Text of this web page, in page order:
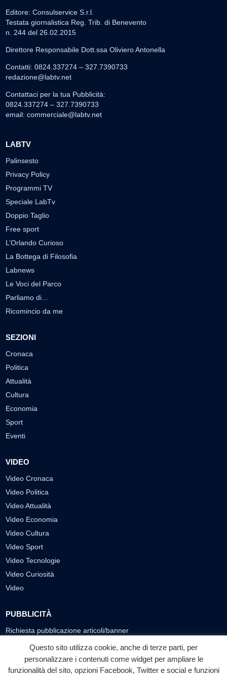
Editore: Consulservice S.r.l.
Testata giornalistica Reg. Trib. di Benevento
n. 244 del 26.02.2015
Direttore Responsabile Dott.ssa Oliviero Antonella
Contatti: 0824.337274 – 327.7390733
redazione@labtv.net
Contattaci per la tua Pubblicità:
0824.337274 – 327.7390733
email: commerciale@labtv.net
LABTV
Palinsesto
Privacy Policy
Programmi TV
Speciale LabTv
Doppio Taglio
Free sport
L’Orlando Curioso
La Bottega di Filosofia
Labnews
Le Voci del Parco
Parliamo di…
Ricomincio da me
SEZIONI
Cronaca
Politica
Attualità
Cultura
Economia
Sport
Eventi
VIDEO
Video Cronaca
Video Politica
Video Attualità
Video Economia
Video Cultura
Video Sport
Video Tecnologie
Video Curiosità
Video
PUBBLICITÀ
Richiesta pubblicazione articoli/banner
SEGUICI SUI SOCIAL
f ◎ ▶
Questo sito utilizza cookie, anche di terze parti, per
personalizzare i contenuti come widget per ampliare le
funzionalità del sito, opzioni Facebook, Twitter e social e funzioni